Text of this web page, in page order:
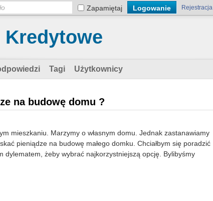
Zapamiętaj Rejestracja
Kredytowe
Tagi Użytkownicy
na budowę domu ?
mieszkaniu. Marzymy o własnym domu. Jednak zastanawiamy
pieniądze na budowę małego domku. Chciałbym się poradzić
dylematem, żeby wybrać najkorzystniejszą opcję. Bylibyśmy